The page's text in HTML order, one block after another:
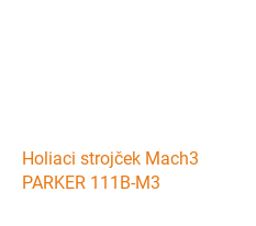
Holiaci strojček Mach3
PARKER 111B-M3